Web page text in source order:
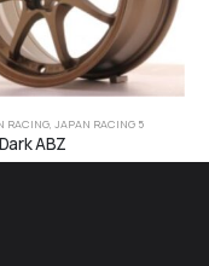
RACING, JAPAN RACING 5
ABZ